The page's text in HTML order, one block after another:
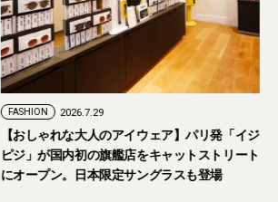
FASHION 2026.7.29
【おしゃれな大人のアイウェア】パリ発「イジ
ピジ」が国内初の旗艦店をキャットストリート
にオープン。日本限定サングラスも登場